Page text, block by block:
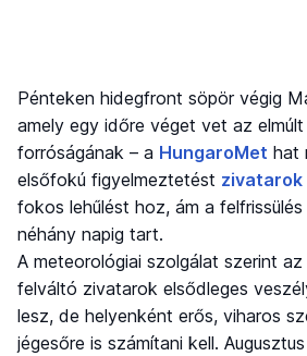
Pénteken hidegfront söpör végig
amely egy időre véget vet az
forróságának – a HungaroMet hat
elsőfokú figyelmeztetést zivatarok
fokos lehűlést hoz, ám a
néhány napig tart.
A meteorológiai szolgálat szerint
felváltó zivatarok elsődleges
lesz, de helyenként erős, viharos
jégesőre is számítani kell.